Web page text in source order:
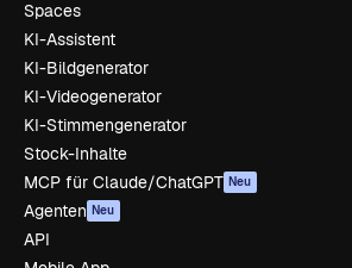
Spaces
KI-Assistent
KI-Bildgenerator
KI-Videogenerator
KI-Stimmengenerator
Stock-Inhalte
MCP für Claude/ChatGPT Neu
Agenten Neu
API